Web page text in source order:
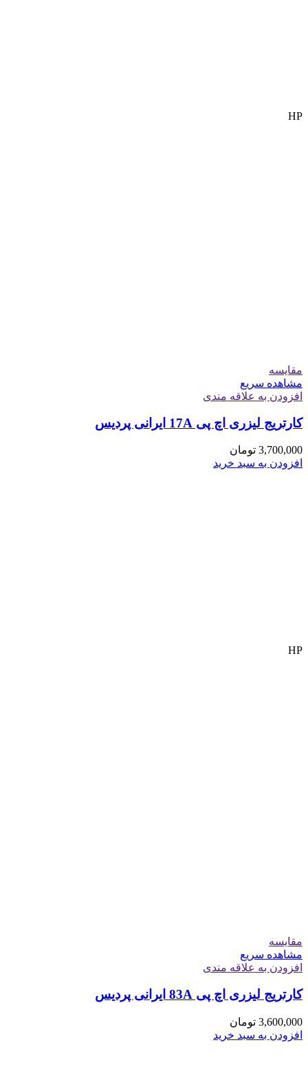
HP
مقایسه
مشاهده سریع
افزودن به علاقه مندی
کارتریج لیزری اچ پی 17A ایرانی پردیس
3,700,000 تومان
افزودن به سبد خرید
HP
مقایسه
مشاهده سریع
افزودن به علاقه مندی
کارتریج لیزری اچ پی 83A ایرانی پردیس
3,600,000 تومان
افزودن به سبد خرید